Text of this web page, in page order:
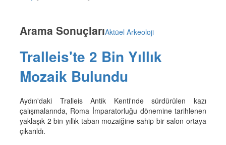
Arama SonuçlarıAktüel Arkeoloji
Tralleis'te 2 Bin Yıllık
Mozaik Bulundu
Aydın'daki Tralleis Antik Kenti'nde sürdürülen kazı
çalışmalarında, Roma İmparatorluğu dönemine tarihlenen
yaklaşık 2 bin yıllık taban mozaiğine sahip bir salon ortaya
çıkarıldı.